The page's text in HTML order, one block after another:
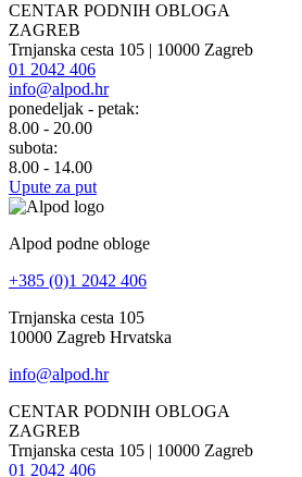
CENTAR PODNIH OBLOGA
ZAGREB
Trnjanska cesta 105 | 10000 Zagreb
01 2042 406
info@alpod.hr
ponedeljak - petak:
8.00 - 20.00
subota:
8.00 - 14.00
Upute za put
Alpod podne obloge
+385 (0)1 2042 406
Trnjanska cesta 105
10000 Zagreb Hrvatska
info@alpod.hr
CENTAR PODNIH OBLOGA
ZAGREB
Trnjanska cesta 105 | 10000 Zagreb
01 2042 406